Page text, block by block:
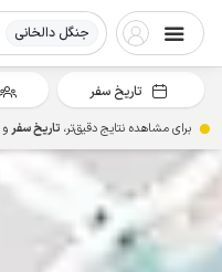
جنگل دالخانی
تاریخ سفر
برای مشاهده نتایج دقیق‌تر، تاریخ سفرو